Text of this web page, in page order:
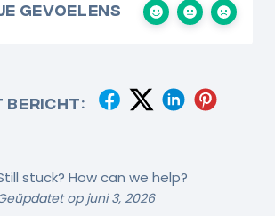
gevoelens
bericht:
stuck? How can we help?
op juni 3, 2026